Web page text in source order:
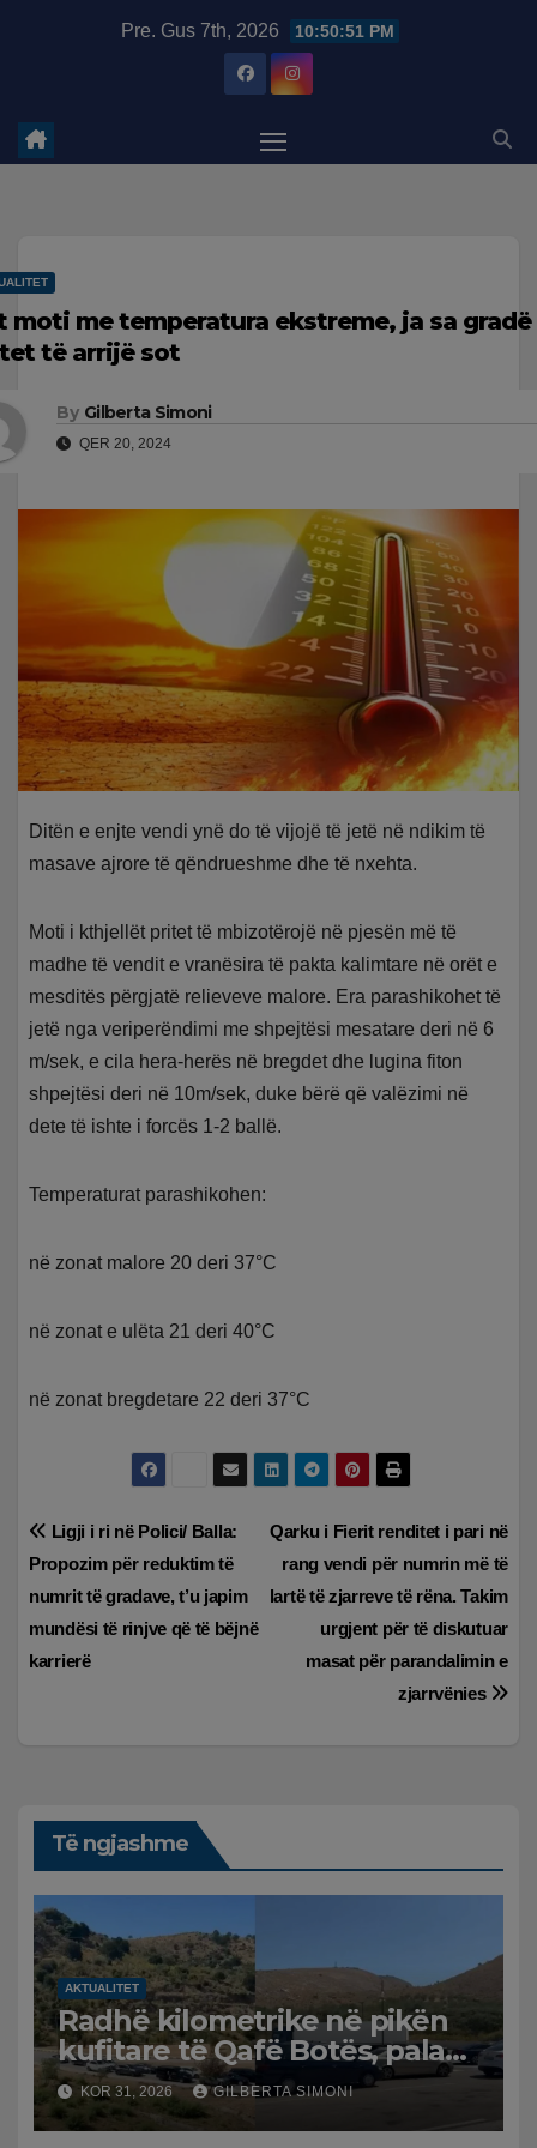
Pre. Gus 7th, 2026 10:50:52 PM
moti me temperatura ekstreme, ja sa
të arrijë sot
By Gilberta Simoni
QER 20, 2024
Ditën e enjte vendi ynë do të vijojë të jetë në ndikim të
masave ajrore të qëndrueshme dhe të nxehta.
Moti i kthjellët pritet të mbizotërojë në pjesën më të
madhe të vendit e vranësira të pakta kalimtare në orët e
mesditës përgjatë relieveve malore. Era parashikohet të
jetë nga veriperëndimi me shpejtësi mesatare deri në 6
m/sek, e cila hera-herës në bregdet dhe lugina fiton
shpejtësi deri në 10m/sek, duke bërë që valëzimi në
dete të ishte i forcës 1-2 ballë.
Temperaturat parashikohen:
në zonat malore 20 deri 37°C
në zonat e ulëta 21 deri 40°C
në zonat bregdetare 22 deri 37°C
Lëvizje
te
postimet
Qarku i Fierit renditet i pari në
rang vendi për numrin më të
lartë të zjarreve të rëna. Takim
urgjent për të diskutuar
masat për parandalimin e
zjarrvënies
Ligji i ri në Polici/ Balla:
Propozim për reduktim të
numrit të gradave, t’u japim
mundësi të rinjve që të bëjnë
karrierë
Të ngjashme
AKTUALITET
Radhë kilometrike në pikën
kufitare të Qafë Botës, pala
greke raporton defekt në
sistem, qytetarët mbeten të
bllokuar
KOR 31, 2026 GILBERTA SIMONI